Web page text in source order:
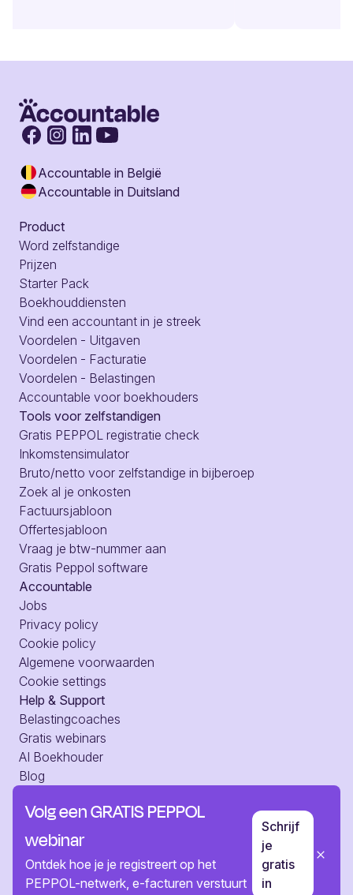
Volg een GRATIS PEPPOL
webinar
Ontdek hoe je je registreert op het
PEPPOL-netwerk, e-facturen verstuurt
Schrijf
je
gratis
in
Accountable in België
Accountable in Duitsland
Product
Word zelfstandige
Prijzen
Starter Pack
Boekhouddiensten
Vind een accountant in je streek
Voordelen - Uitgaven
Voordelen - Facturatie
Voordelen - Belastingen
Accountable voor boekhouders
Tools voor zelfstandigen
Gratis PEPPOL registratie check
Inkomstensimulator
Bruto/netto voor zelfstandige in bijberoep
Zoek al je onkosten
Factuursjabloon
Offertesjabloon
Vraag je btw-nummer aan
Gratis Peppol software
Accountable
Jobs
Privacy policy
Cookie policy
Algemene voorwaarden
Cookie settings
Help & Support
Belastingcoaches
Gratis webinars
AI Boekhouder
Blog
Web toegang
Pers